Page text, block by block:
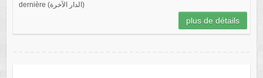
dernière (الدار الآخرة)
plus de détails